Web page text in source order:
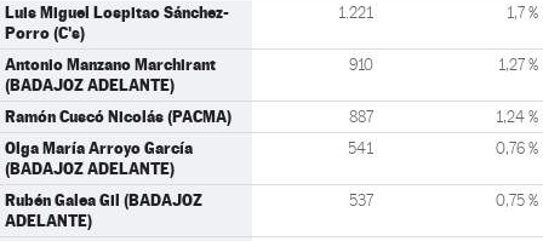
Luis Miguel Lospitao Sánchez-
Porro (C's)
1.221 1,7 %
Antonio Manzano Marchirant
(BADAJOZ ADELANTE)
910 1,27 %
Ramón Cuscó Nicolás (PACMA) 887 1,24 %
Olga María Arroyo García
(BADAJOZ ADELANTE)
541 0,76 %
Rubén Galea Gil (BADAJOZ
ADELANTE)
537 0,75 %